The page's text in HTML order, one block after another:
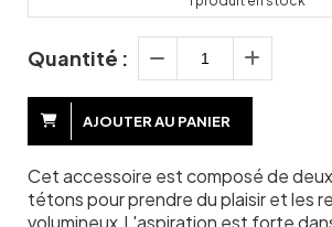
Quantité :
AJOUTER AU PANIER
Cet accessoire est composé de
tétons pour prendre du plaisir et les
volumineux.L'aspiration est forte